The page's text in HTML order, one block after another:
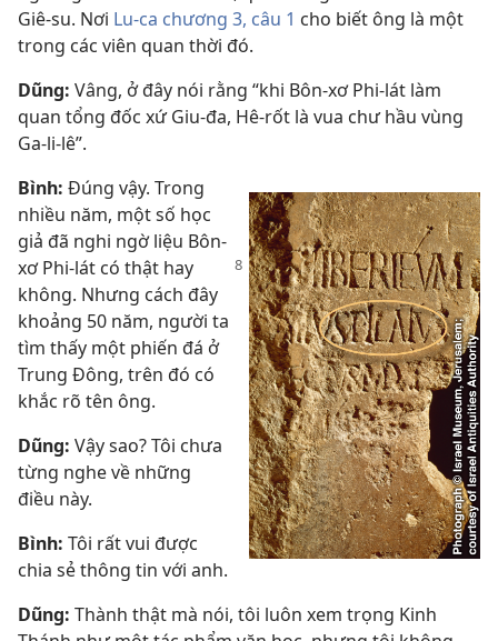
Giê-su. Nơi Lu-ca chương 3, câu 1 cho biết ông là một
trong các viên quan thời đó.
Dũng: Vâng, ở đây nói rằng “khi Bôn-xơ Phi-lát làm
quan tổng đốc xứ Giu-đa, Hê-rốt là vua chư hầu vùng
Ga-li-lê”.
Bình: Đúng vậy. Trong
nhiều năm, một số học
giả đã nghi ngờ liệu Bôn-
xơ Phi-lát có thật hay
không. Nhưng cách đây
khoảng 50 năm, người ta
tìm thấy một phiến đá ở
Trung Đông, trên đó có
khắc rõ tên ông.
Dũng: Vậy sao? Tôi chưa
từng nghe về những
điều này.
Bình: Tôi rất vui được
chia sẻ thông tin với anh.
Dũng: Thành thật mà nói, tôi luôn xem trọng Kinh